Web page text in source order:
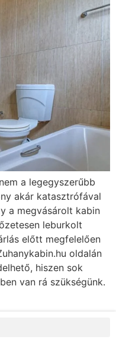
a legegyszerűbb
akár katasztrófával
a megvásárolt kabin
leburkolt
előtt megfelelően
oldalán
hiszen sok
van rá szükségünk.